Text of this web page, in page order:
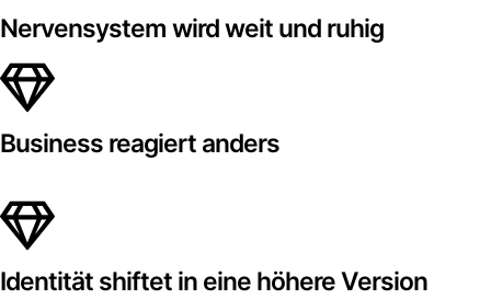
Nervensystem wird weit und ruhig
Business reagiert anders
Identität shiftet in eine höhere Version